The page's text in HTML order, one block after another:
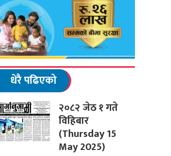
धेरै पढिएको
२०८२ जेठ १ गते
विहिबार
(Thursday 15
May 2025)